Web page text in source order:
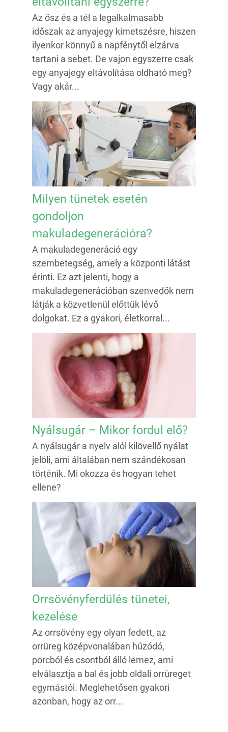
Az ősz és a tél a legalkalmasabb
időszak az anyajegy kimetszésre, hiszen
ilyenkor könnyű a napfénytől elzárva
tartani a sebet. De vajon egyszerre csak
egy anyajegy eltávolítása oldható meg?
Vagy akár...
Milyen tünetek esetén
gondoljon
makuladegenerációra?
A makuladegeneráció egy
szembetegség, amely a központi látást
érinti. Ez azt jelenti, hogy a
makuladegenerációban szenvedők nem
látják a közvetlenül előttük lévő
dolgokat. Ez a gyakori, életkorral...
Nyálsugár – Mikor fordul elő?
A nyálsugár a nyelv alól kilövellő nyálat
jelöli, ami általában nem szándékosan
történik. Mi okozza és hogyan tehet
ellene?
Orrsövényferdülés tünetei,
kezelése
Az orrsövény egy olyan fedett, az
orrüreg középvonalában húzódó,
porcból és csontból álló lemez, ami
elválasztja a bal és jobb oldali orrüreget
egymástól. Meglehetősen gyakori
azonban, hogy az orr...